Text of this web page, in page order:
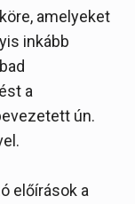
amelyeket
inkább
a
ún.
előírások a